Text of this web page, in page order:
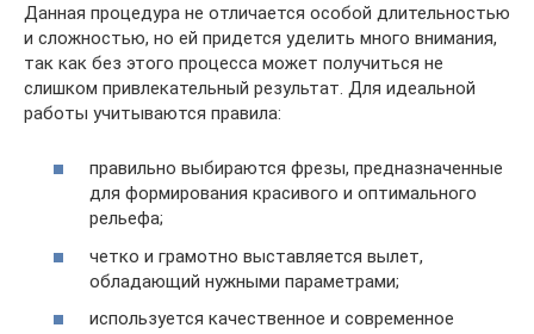
Данная процедура не отличается особой длительностью
и сложностью, но ей придется уделить много внимания,
так как без этого процесса может получиться не
слишком привлекательный результат. Для идеальной
работы учитываются правила:
правильно выбираются фрезы, предназначенные
для формирования красивого и оптимального
рельефа;
четко и грамотно выставляется вылет,
обладающий нужными параметрами;
используется качественное и современное